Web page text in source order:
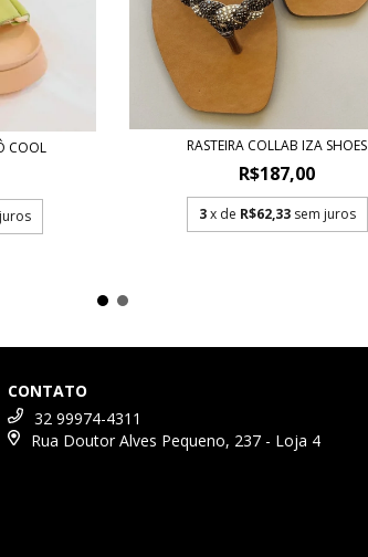
COOL RASTEIRA COLLAB IZA SHOES
R$187,00
3x de R$62,33 sem juros
CONTATO
32 99974-4311
Rua Doutor Alves Pequeno, 237 - Loja 4